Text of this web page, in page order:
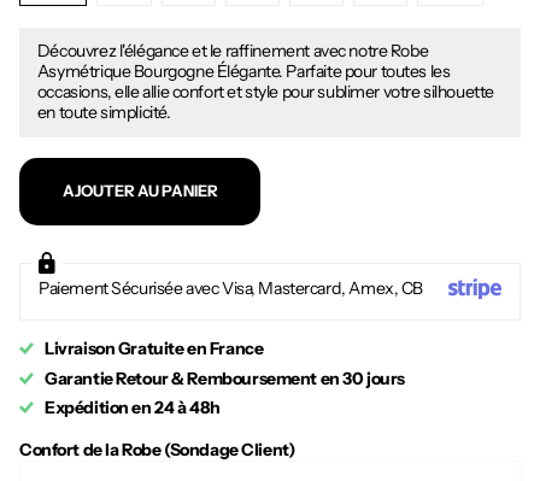
Découvrez l'élégance et le raffinement avec notre Robe
Asymétrique Bourgogne Élégante. Parfaite pour toutes les
occasions, elle allie confort et style pour sublimer votre silhouette
en toute simplicité.
AJOUTER AU PANIER
Paiement Sécurisée avec Visa, Mastercard, Amex, CB
Livraison Gratuite en France
Garantie Retour & Remboursement en 30 jours
Expédition en 24 à 48h
Confort de la Robe (Sondage Client)